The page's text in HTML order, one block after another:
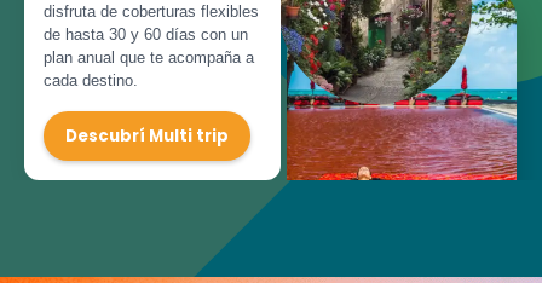
disfruta de coberturas flexibles
de hasta 30 y 60 días con un
plan anual que te acompaña a
cada destino.
Descubrí Multi trip